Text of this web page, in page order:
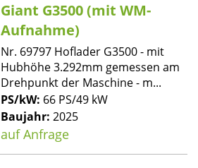
Giant G3500 (mit WM-
Aufnahme)
Nr. 69797 Hoflader G3500 - mit
Hubhöhe 3.292mm gemessen am
Drehpunkt der Maschine - m...
PS/kW: 66 PS/49 kW
Baujahr: 2025
auf Anfrage